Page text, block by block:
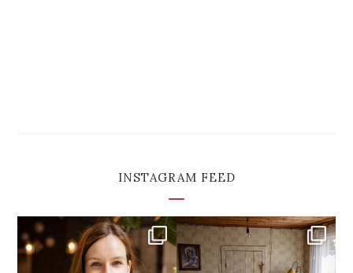
INSTAGRAM FEED